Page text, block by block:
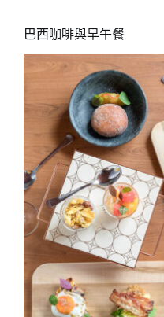
業
叢
部
曲
之
大
型
烘
焙
商
創
造
永
續
未
來
巴西咖啡與早午餐